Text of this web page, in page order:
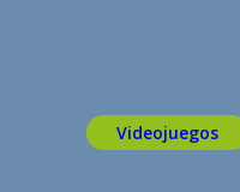
Videojuegos